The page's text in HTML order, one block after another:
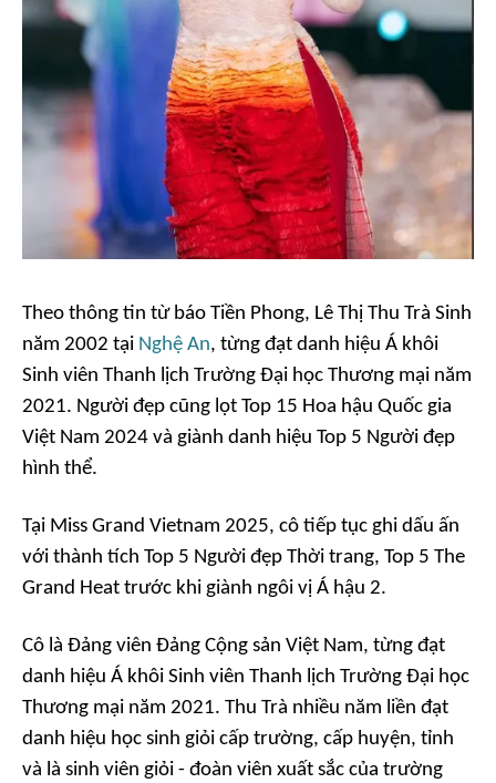
Theo thông tin từ báo Tiền Phong, Lê Thị Thu Trà Sinh
năm 2002 tại Nghệ An, từng đạt danh hiệu Á khôi
Sinh viên Thanh lịch Trường Đại học Thương mại năm
2021. Người đẹp cũng lọt Top 15 Hoa hậu Quốc gia
Việt Nam 2024 và giành danh hiệu Top 5 Người đẹp
hình thể.
Tại Miss Grand Vietnam 2025, cô tiếp tục ghi dấu ấn
với thành tích Top 5 Người đẹp Thời trang, Top 5 The
Grand Heat trước khi giành ngôi vị Á hậu 2.
Cô là Đảng viên Đảng Cộng sản Việt Nam, từng đạt
danh hiệu Á khôi Sinh viên Thanh lịch Trường Đại học
Thương mại năm 2021. Thu Trà nhiều năm liền đạt
danh hiệu học sinh giỏi cấp trường, cấp huyện, tỉnh
và là sinh viên giỏi - đoàn viên xuất sắc của trường